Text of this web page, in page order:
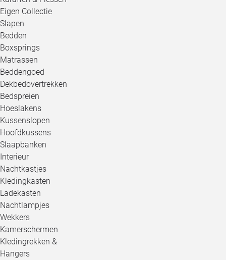
Eigen Collectie
Slapen
Bedden
Boxsprings
Matrassen
Beddengoed
Dekbedovertrekken
Bedspreien
Hoeslakens
Kussenslopen
Hoofdkussens
Slaapbanken
Interieur
Nachtkastjes
Kledingkasten
Ladekasten
Nachtlampjes
Wekkers
Kamerschermen
Kledingrekken &
Hangers